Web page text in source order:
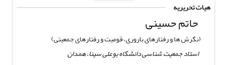
هیات تحریریه
حاتم حسینی
(نگرش ها و رفتارهای باروری، قومیت و رفتارهای جمعیتی)
استاد جمعیت شناسی دانشگاه بوعلی سینا، همدان